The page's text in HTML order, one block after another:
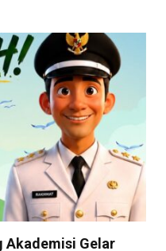
Akademisi Gelar